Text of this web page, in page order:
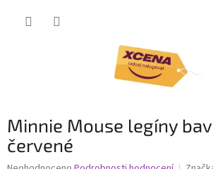
Minnie Mouse legíny
červené